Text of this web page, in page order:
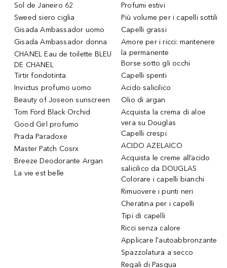
Sol de Janeiro 62
Sweed siero ciglia
Gisada Ambassador uomo
Gisada Ambassador donna
CHANEL Eau de toilette BLEU
DE CHANEL
Tirtir fondotinta
Invictus profumo uomo
Beauty of Joseon sunscreen
Tom Ford Black Orchid
Good Girl profumo
Prada Paradoxe
Master Patch Cosrx
Breeze Deodorante Argan
La vie est belle
Profumi estivi
Più volume per i capelli sottili
Capelli grassi
Amore per i ricci: mantenere
la permanente
Borse sotto gli occhi
Capelli spenti
Acido salicilico
Olio di argan
Acquista la crema di aloe
vera su Douglas
Capelli crespi
ACIDO AZELAICO
Acquista le creme all’acido
salicilico da DOUGLAS
Colorare i capelli bianchi
Rimuovere i punti neri
Cheratina per i capelli
Tipi di capelli
Ricci senza calore
Applicare l'autoabbronzante
Spazzolatura a secco
Regali di Pasqua